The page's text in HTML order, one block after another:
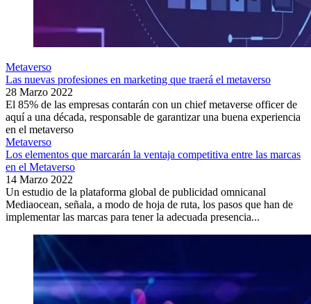
Metaverso
Las nuevas profesiones en marketing que traerá el metaverso
28 Marzo 2022
El 85% de las empresas contarán con un chief metaverse officer de
aquí a una década, responsable de garantizar una buena experiencia
en el metaverso
Metaverso
Los elementos que marcarán la ventaja competitiva entre las marcas
en el Metaverso
14 Marzo 2022
Un estudio de la plataforma global de publicidad omnicanal
Mediaocean, señala, a modo de hoja de ruta, los pasos que han de
implementar las marcas para tener la adecuada presencia...